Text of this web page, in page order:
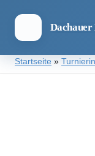
ZumStartseite »